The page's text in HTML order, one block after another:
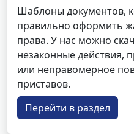
Шаблоны документов,
правильно оформить
права. У нас можно
незаконные действия,
или неправомерное
приставов.
Перейти в раздел